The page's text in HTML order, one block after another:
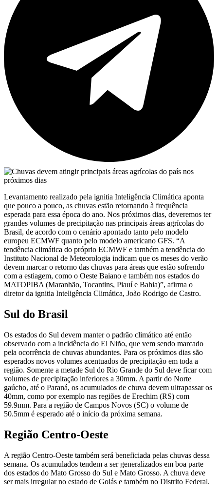
Levantamento realizado pela ignitia Inteligência Climática aponta
que pouco a pouco, as chuvas estão retornando à frequência
esperada para essa época do ano. Nos próximos dias, deveremos ter
grandes volumes de precipitação nas principais áreas agrícolas do
Brasil, de acordo com o cenário apontado tanto pelo modelo
europeu ECMWF quanto pelo modelo americano GFS. “A
tendência climática do próprio ECMWF e também a tendência do
Instituto Nacional de Meteorologia indicam que os meses do verão
devem marcar o retorno das chuvas para áreas que estão sofrendo
com a estiagem, como o Oeste Baiano e também nos estados do
MATOPIBA (Maranhão, Tocantins, Piauí e Bahia)”, afirma o
diretor da ignitia Inteligência Climática, João Rodrigo de Castro.
Sul do Brasil
Os estados do Sul devem manter o padrão climático até então
observado com a incidência do El Niño, que vem sendo marcado
pela ocorrência de chuvas abundantes. Para os próximos dias são
esperados novos volumes acentuados de precipitação em toda a
região. Somente a metade Sul do Rio Grande do Sul deve ficar com
volumes de precipitação inferiores a 30mm. A partir do Norte
gaúcho, até o Paraná, os acumulados de chuva devem ultrapassar os
40mm, como por exemplo nas regiões de Erechim (RS) com
59.9mm. Para a região de Campos Novos (SC) o volume de
50.5mm é esperado até o início da próxima semana.
Região Centro-Oeste
A região Centro-Oeste também será beneficiada pelas chuvas dessa
semana. Os acumulados tendem a ser generalizados em boa parte
dos estados do Mato Grosso do Sul e Mato Grosso. A chuva deve
ser mais irregular no estado de Goiás e também no Distrito Federal.